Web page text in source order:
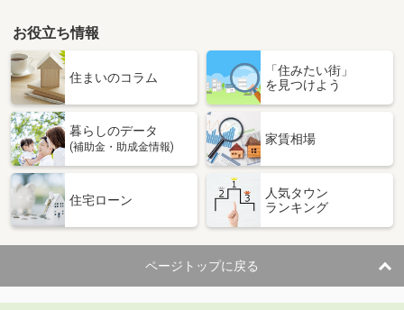
北海道函館市亀田町
価 格
6.20万円
北海道函館市亀田町
専有面積 23.18m²
間取り
北海道函館市五稜郭町
住 所
北海道函館市五稜郭町
専有面積 23.18m²
間取り
1K
お役立ち情報
住まいのコラム
「住みたい街」
を見つけよう
暮らしのデータ
(補助金・助成金情報)
家賃相場
住宅ローン
人気タウン
ランキング
ページトップに戻る